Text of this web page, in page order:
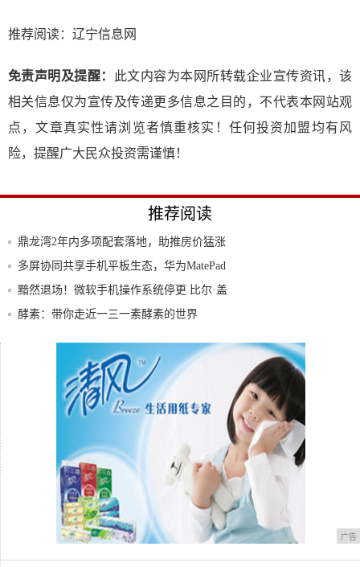
推荐阅读： 辽宁信息网
免责声明及提醒：
此文内容为本网所转载企业宣传资讯，该
相关信息仅为宣传及传递更多信息之目的，不代表本网站观
点，文章真实性请浏览者慎重核实！任何投资加盟均有风
险，提醒广大民众投资需谨慎！
推荐阅读
鼎龙湾2年内多项配套落地，助推房价猛涨
至12
多屏协同共享手机平板生态，华为MatePad
黯然退场！微软手机操作系统停更 比尔·盖
茨多
酵素：带你走近一三一素酵素的世界
企业办公手机协同OA办公管理系统软件
广告